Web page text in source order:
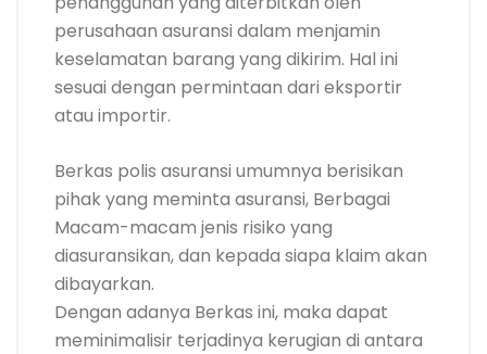
perusahaan asuransi dalam menjamin
keselamatan barang yang dikirim. Hal ini
sesuai dengan permintaan dari eksportir
atau importir.
Berkas polis asuransi umumnya berisikan
pihak yang meminta asuransi, Berbagai
Macam-macam jenis risiko yang
diasuransikan, dan kepada siapa klaim akan
dibayarkan.
Dengan adanya Berkas ini, maka dapat
meminimalisir terjadinya kerugian di antara